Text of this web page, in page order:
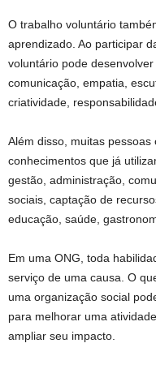
O trabalho voluntário
aprendizado. Ao participar
voluntário pode
comunicação, empatia,
criatividade,
Além disso, muitas
conhecimentos que já
gestão, administração,
sociais, captação de
educação, saúde,
Em uma ONG, toda
serviço de uma causa. O
uma organização social
para melhorar uma
ampliar seu impacto.